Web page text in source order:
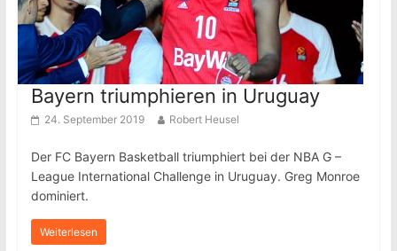
Bayern triumphieren in Uruguay
24. September 2019 Robert Heusel
Der FC Bayern Basketball triumphiert bei der NBA G –
League International Challenge in Uruguay. Greg Monroe
dominiert.
Weiterlesen